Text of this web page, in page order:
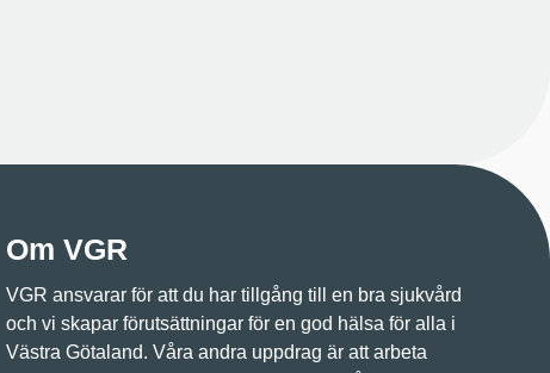
Om VGR
VGR ansvarar för att du har tillgång till en bra sjukvård
och vi skapar förutsättningar för en god hälsa för alla i
Västra Götaland. Våra andra uppdrag är att arbeta